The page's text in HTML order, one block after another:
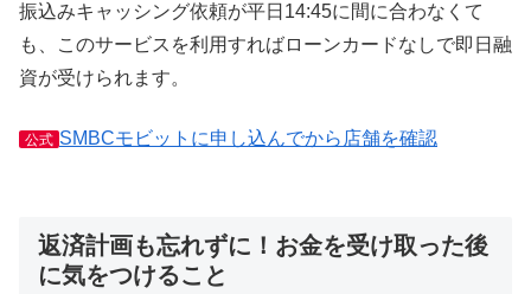
振込みキャッシング依頼が平日14:45に間に合わなくて
も、このサービスを利用すればローンカードなしで即日融
資が受けられます。
公式 SMBCモビットに申し込んでから店舗を確認
返済計画も忘れずに！お金を受け取った後
に気をつけること